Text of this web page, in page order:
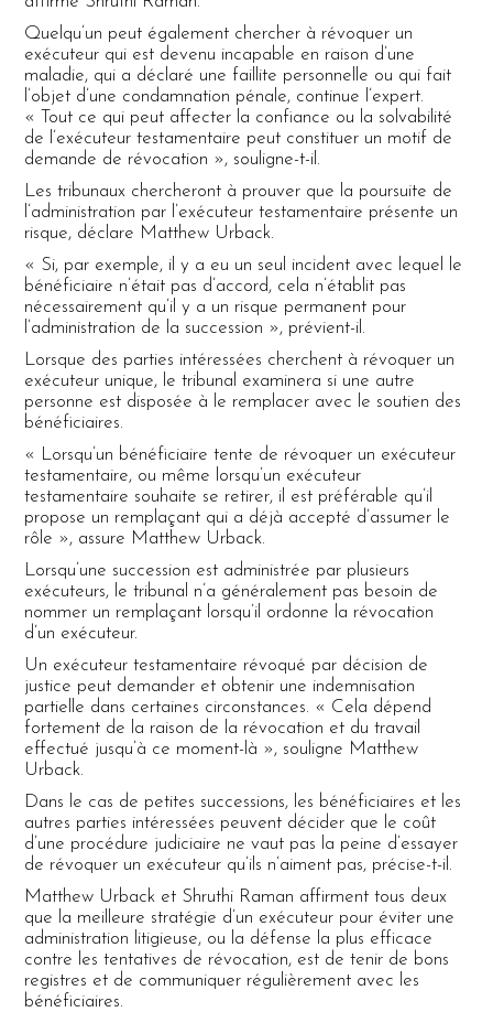
Quelqu’un peut également chercher à révoquer un
exécuteur qui est devenu incapable en raison d’une
maladie, qui a déclaré une faillite personnelle ou qui fait
l’objet d’une condamnation pénale, continue l’expert.
« Tout ce qui peut affecter la confiance ou la solvabilité
de l’exécuteur testamentaire peut constituer un motif de
demande de révocation », souligne-t-il.
Les tribunaux chercheront à prouver que la poursuite de
l’administration par l’exécuteur testamentaire présente un
risque, déclare Matthew Urback.
« Si, par exemple, il y a eu un seul incident avec lequel le
bénéficiaire n’était pas d’accord, cela n’établit pas
nécessairement qu’il y a un risque permanent pour
l’administration de la succession », prévient-il.
Lorsque des parties intéressées cherchent à révoquer un
exécuteur unique, le tribunal examinera si une autre
personne est disposée à le remplacer avec le soutien des
bénéficiaires.
« Lorsqu’un bénéficiaire tente de révoquer un exécuteur
testamentaire, ou même lorsqu’un exécuteur
testamentaire souhaite se retirer, il est préférable qu’il
propose un remplaçant qui a déjà accepté d’assumer le
rôle », assure Matthew Urback.
Lorsqu’une succession est administrée par plusieurs
exécuteurs, le tribunal n’a généralement pas besoin de
nommer un remplaçant lorsqu’il ordonne la révocation
d’un exécuteur.
Un exécuteur testamentaire révoqué par décision de
justice peut demander et obtenir une indemnisation
partielle dans certaines circonstances. « Cela dépend
fortement de la raison de la révocation et du travail
effectué jusqu’à ce moment-là », souligne Matthew
Urback.
Dans le cas de petites successions, les bénéficiaires et les
autres parties intéressées peuvent décider que le coût
d’une procédure judiciaire ne vaut pas la peine d’essayer
de révoquer un exécuteur qu’ils n’aiment pas, précise-t-il.
Matthew Urback et Shruthi Raman affirment tous deux
que la meilleure stratégie d’un exécuteur pour éviter une
administration litigieuse, ou la défense la plus efficace
contre les tentatives de révocation, est de tenir de bons
registres et de communiquer régulièrement avec les
bénéficiaires.